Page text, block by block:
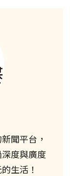
聞平台，
度與廣度
生活！